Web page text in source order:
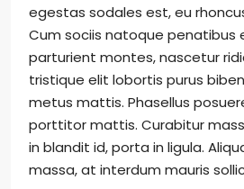
egestas sodales est, eu
Cum sociis natoque penatibus
parturient montes, nascetur
tristique elit lobortis purus
metus mattis. Phasellus
porttitor mattis. Curabitur
in blandit id, porta in ligula.
massa, at interdum mauris